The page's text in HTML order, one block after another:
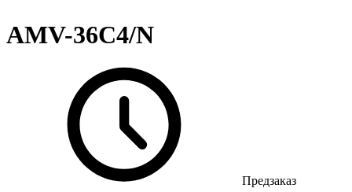
AMV-36C4/N
Предзаказ